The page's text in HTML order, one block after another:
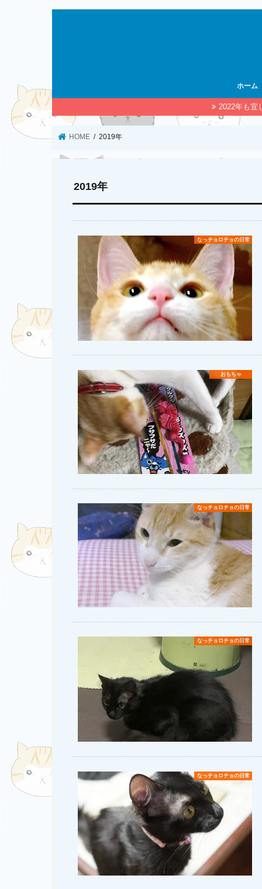
ホーム
2022年も宜
HOME 2019年
2019年
なっチョロチョの日常
おもちゃ
なっチョロチョの日常
なっチョロチョの日常
なっチョロチョの日常